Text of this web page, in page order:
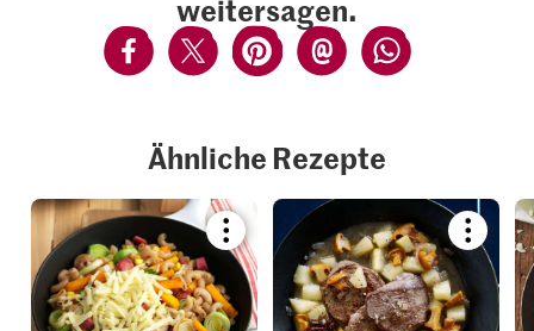
weitersagen.
Ähnliche Rezepte
Bookmark
recipe
add
it
to
recipe
it